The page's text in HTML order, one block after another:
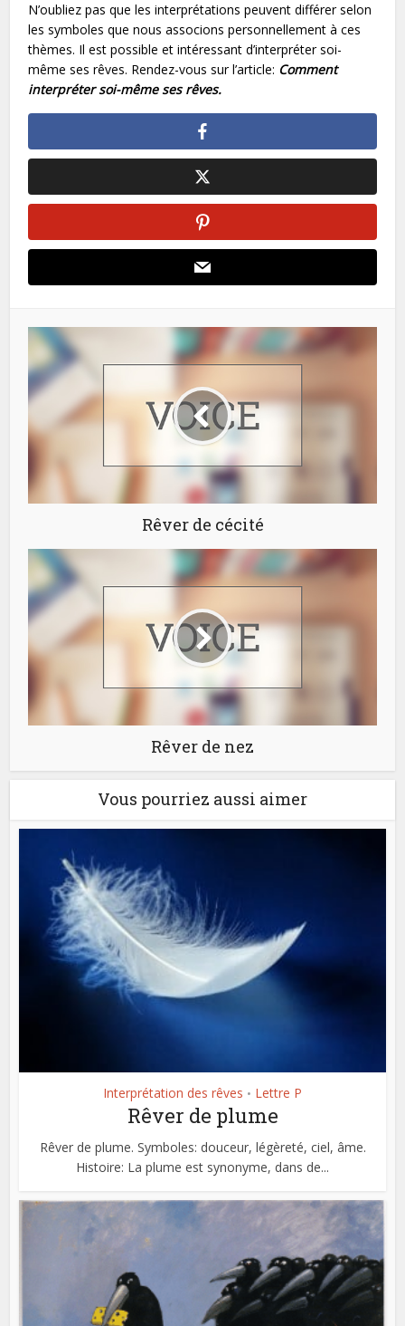
N’oubliez pas que les interprétations peuvent différer selon
les symboles que nous associons personnellement à ces
thèmes. Il est possible et intéressant d’interpréter soi-
même ses rêves. Rendez-vous sur l’article: Comment
interpréter soi-même ses rêves.
Rêver de cécité
Rêver de nez
Vous pourriez aussi aimer
Interprétation des rêves • Lettre P
Rêver de plume
Rêver de plume. Symboles: douceur, légèreté, ciel, âme.
Histoire: La plume est synonyme, dans de...